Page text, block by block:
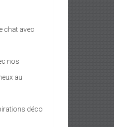
chat avec
nos
au
déco